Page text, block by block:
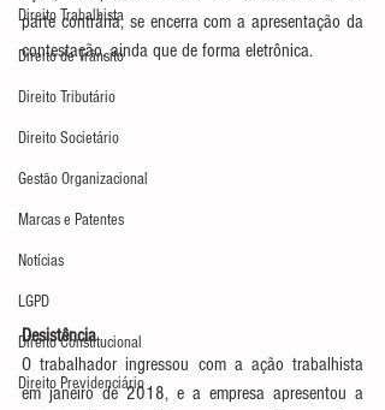
Direito Trabalhista
Direito de Trânsito
Direito Tributário
Direito Societário
Gestão Organizacional
Marcas e Patentes
Notícias
LGPD
Direito Constitucional
Direito Previdenciário
parte contrária, se encerra com a apresentação da
contestação, ainda que de forma eletrônica.
Desistência
O trabalhador ingressou com a ação trabalhista
em janeiro de 2018, e a empresa apresentou a